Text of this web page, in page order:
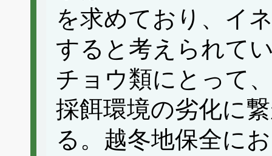
を求めており、イ
すると考えられて
チョウ類にとって
採餌環境の劣化に
る。越冬地保全に